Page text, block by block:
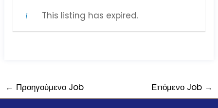
This listing has expired.
← Προηγούμενο Job Επόμενο Job →